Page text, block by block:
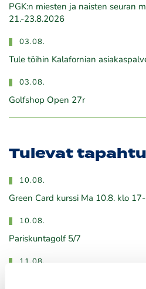
PGK:n miesten ja naisten seuran
21.-23.8.2026
03.08.
Tule töihin Kalafornian
03.08.
Golfshop Open 27r
Tulevat
10.08.
Green Card kurssi Ma 10.8. klo
10.08.
Pariskuntagolf 5/7
11.08.